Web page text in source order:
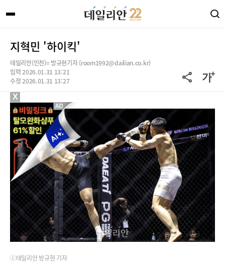
지혁민 '하이킥'
데일리안(인천)= 방규현기자 (room1992@dailian.co.kr)
입력 2026.01.31 13:21
수정 2026.01.31 13:27
ⓒ데일리안 방규현 기자
X